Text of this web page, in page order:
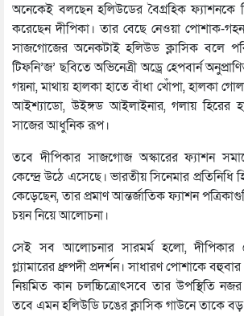
অনেকেই বলছেন হলিউডের বৈগ্রহিক ফ্যাশনকে
করেছেন দীপিকা। তার বেছে নেওয়া পোশাক-
সাজগোজের অনেকটাই হলিউড ক্লাসিক বলে
টিফনি’জ’ ছবিতে অভিনেত্রী অড্রে হেপবার্ন
গয়না, মাথায় হালকা হাতে বাঁধা খোঁপা, হালকা
আইশ্যাডো, উইঙ্গড আইলাইনার, গলায় হিরের
সাজের আধুনিক রূপ।
তবে দীপিকার সাজগোজ অস্কারের ফ্যাশন
কেন্দ্রে উঠে এসেছে। ভারতীয় সিনেমার প্রতিনিধি
কেড়েছেন, তার প্রমাণ আন্তর্জাতিক ফ্যাশন
চয়ন নিয়ে আলোচনা।
সেই সব আলোচনার সারমর্ম হলো, দীপিকার
গ্ল্যামারের ধ্রুপদী প্রদর্শন। সাধারণ পোশাকে
নিয়মিত কান চলচ্চিত্রোৎসবে তার উপস্থিতি
তবে এমন হলিউডি ঢঙের ক্লাসিক গাউনে তাকে বড়